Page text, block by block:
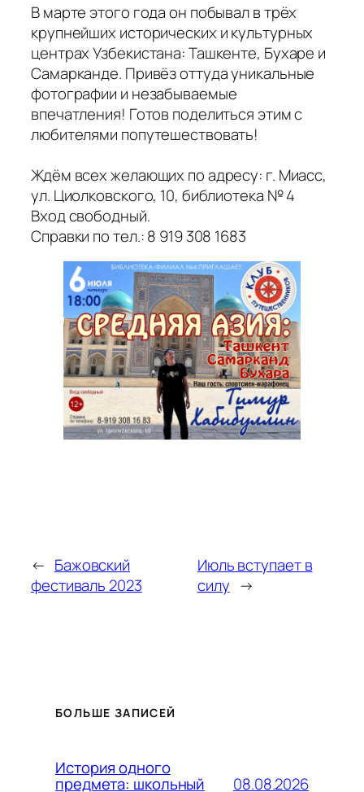
В марте этого года он побывал в трёх
крупнейших исторических и культурных
центрах Узбекистана: Ташкенте, Бухаре и
Самарканде. Привёз оттуда уникальные
фотографии и незабываемые
впечатления! Готов поделиться этим с
любителями попутешествовать!
Ждём всех желающих по адресу: г. Миасс,
ул. Циолковского, 10, библиотека № 4
Вход свободный.
Справки по тел.: 8 919 308 1683
← Бажовский
фестиваль 2023
Июль вступает в
силу →
БОЛЬШЕ ЗАПИСЕЙ
История одного
предмета: школьный 08.08.2026